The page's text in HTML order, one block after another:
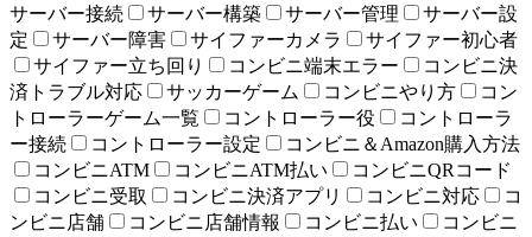
サーバー接続
サーバー構築 サーバー管理
サーバー設
定
サーバー障害 サイファーカメラ
サイファー初心者
サイファー立ち回り
コンビニ端末エラー
コンビニ決
済トラブル対応
サッカーゲーム コンビニやり方
コン
トローラーゲーム一覧
コントローラー役
コントローラ
ー接続
コントローラー設定
コンビニ＆Amazon購入方法
コンビニATM
コンビニATM払い
コンビニQRコード
コンビニ受取
コンビニ決済アプリ コンビニ対応
コ
ンビニ店舗
コンビニ店舗情報 コンビニ払い
コンビニ